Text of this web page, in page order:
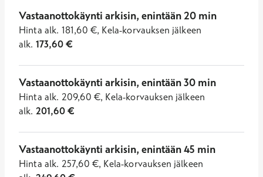
Vastaanottokäynti arkisin, enintään 20 min
Hinta alk. 181,60 €, Kela-korvauksen jälkeen
alk. 173,60€
Vastaanottokäynti arkisin, enintään 30 min
Hinta alk. 209,60 €, Kela-korvauksen jälkeen
alk. 201,60€
Vastaanottokäynti arkisin, enintään 45 min
Hinta alk. 257,60 €, Kela-korvauksen jälkeen